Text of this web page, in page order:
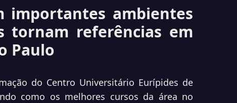
importantes ambientes
tornam referências em
Paulo
do Centro Universitário Eurípides de
como os melhores cursos da área no